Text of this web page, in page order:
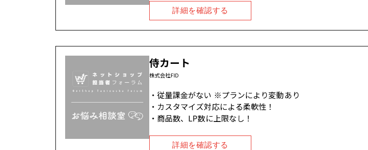
詳細を確認する
侍カート
株式会社FID
従量課金がない ※プランにより変動あり
カスタマイズ対応による柔軟性！
商品数、LP数に上限なし！
詳細を確認する